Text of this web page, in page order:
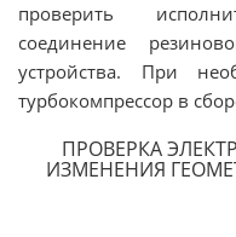
проверить
соединение
устройства. При
турбокомпрессор в
ПРОВЕРКА
ИЗМЕНЕНИЯ